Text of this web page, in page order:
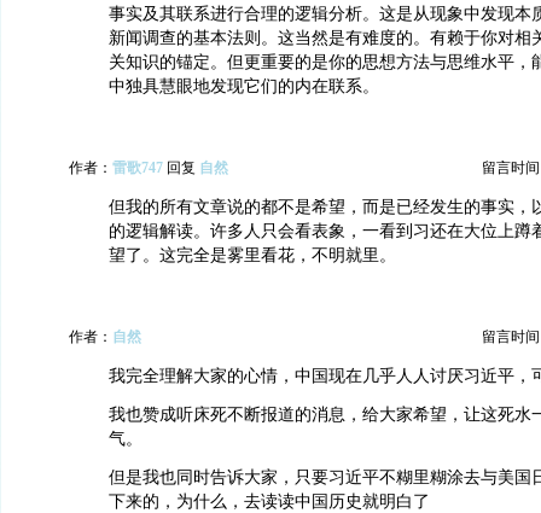
事实及其联系进行合理的逻辑分析。这是从现象中发现本
新闻调查的基本法则。这当然是有难度的。有赖于你对相
关知识的锚定。但更重要的是你的思想方法与思维水平，
中独具慧眼地发现它们的内在联系。
作者： 雷歌747 回复 自然 留言时间
但我的所有文章说的都不是希望，而是已经发生的事实，
的逻辑解读。许多人只会看表象，一看到习还在大位上蹲
望了。这完全是雾里看花，不明就里。
作者： 自然 留言时间
我完全理解大家的心情，中国现在几乎人人讨厌习近平，
我也赞成听床死不断报道的消息，给大家希望，让这死水
气。
但是我也同时告诉大家，只要习近平不糊里糊涂去与美国
下来的，为什么，去读读中国历史就明白了